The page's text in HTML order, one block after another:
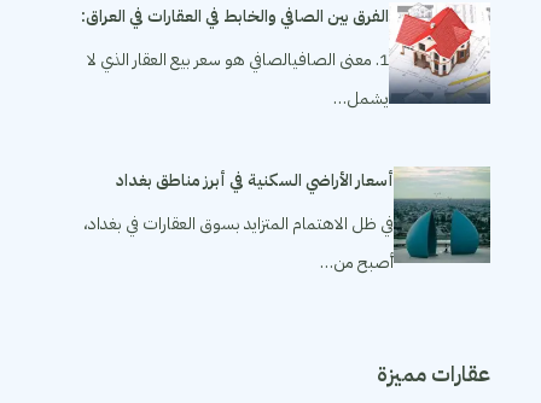
الفرق بين الصافي والخابط في العقارات في العراق:
1. معنى الصافيالصافي هو سعر بيع العقار الذي لا
يشمل…
أسعار الأراضي السكنية في أبرز مناطق بغداد
في ظل الاهتمام المتزايد بسوق العقارات في بغداد،
أصبح من…
عقارات مميزة